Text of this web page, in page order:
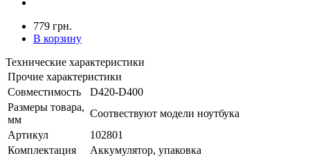
779 грн.
В корзину
Технические характеристики
Прочие характеристики
Совместимость
D420-D400
Размеры товара,
мм
Соотвествуют модели ноутбука
Артикул
102801
Комплектация
Аккумулятор, упаковка